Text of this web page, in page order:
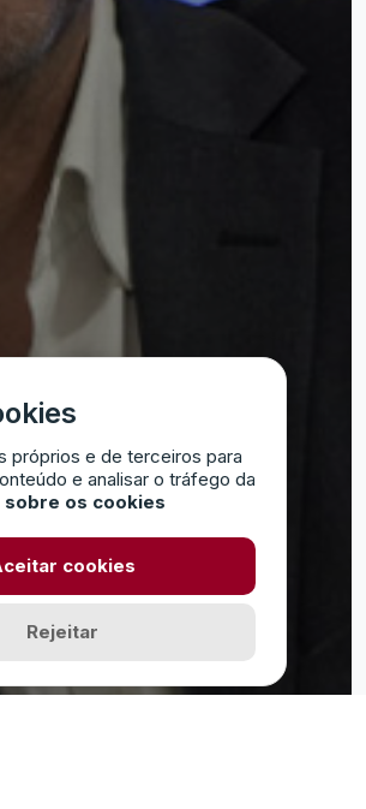
próprios e de terceiros para
e analisar o tráfego da
sobre os cookies
cookies
Rejeitar